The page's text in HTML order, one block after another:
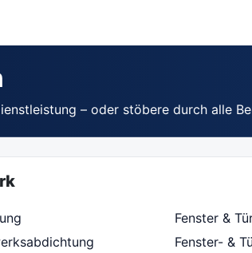
– oder stöbere durch alle
Fenster &
Fenster- &